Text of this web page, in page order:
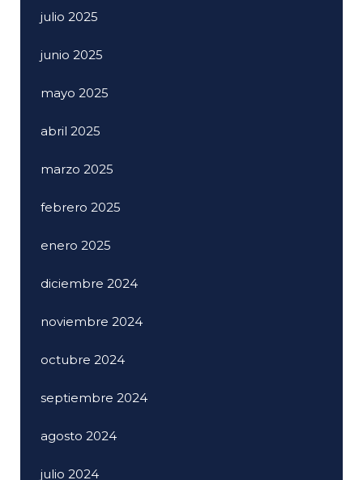
julio 2025
junio 2025
mayo 2025
abril 2025
marzo 2025
febrero 2025
enero 2025
diciembre 2024
noviembre 2024
octubre 2024
septiembre 2024
agosto 2024
julio 2024